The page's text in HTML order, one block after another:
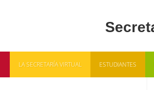
LA SECRETARÍA VIRTUAL ESTUDIANTES